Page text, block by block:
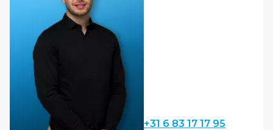
+31 6 83 17 17 95